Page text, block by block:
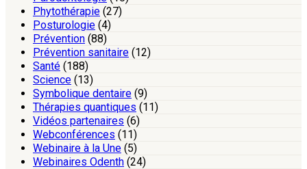
Phytothérapie (27)
Posturologie (4)
Prévention (88)
Prévention sanitaire (12)
Santé (188)
Science (13)
Symbolique dentaire (9)
Thérapies quantiques (11)
Vidéos partenaires (6)
Webconférences (11)
Webinaire à la Une (5)
Webinaires Odenth (24)